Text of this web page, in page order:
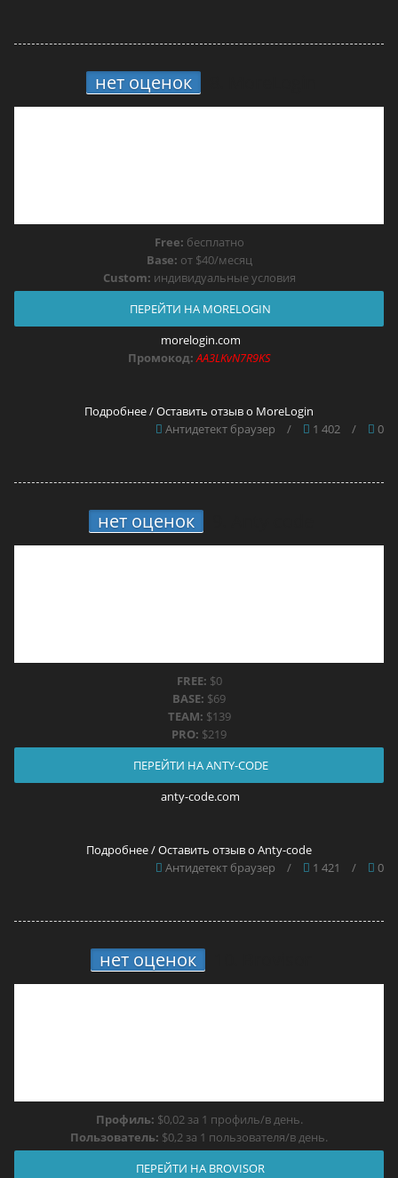
нет оценок
Free: бесплатно
Base: от $40/месяц
Custom: индивидуальные условия
ПЕРЕЙТИ НА MORELOGIN
morelogin.com
Промокод:AA3LKvN7R9KS
Подробнее / Оставить отзыв о MoreLogin
Антидетект браузер
/ 1 402 / 0
нет оценок
FREE: $0
BASE: $69
TEAM: $139
PRO: $219
ПЕРЕЙТИ НА ANTY-CODE
anty-code.com
Подробнее / Оставить отзыв о Anty-code
Антидетект браузер
/ 1 421 / 0
нет оценок
Профиль: $0,02 за 1 профиль/в день.
Пользователь: $0,2 за 1 пользователя/в день.
ПЕРЕЙТИ НА BROVISOR